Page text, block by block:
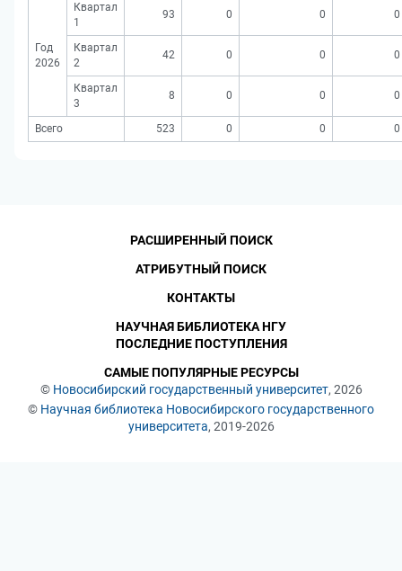
Год
2026
Квартал
1
93 0 0 0
Квартал
2
42 0 0 0
Квартал
3
8 0 0 0
Всего 523 0 0 0
© Новосибирский государственный университет, 2026
© Научная библиотека Новосибирского государственного
университета, 2019-2026
РАСШИРЕННЫЙ ПОИСК
АТРИБУТНЫЙ ПОИСК
КОНТАКТЫ
НАУЧНАЯ БИБЛИОТЕКА НГУ
ПОСЛЕДНИЕ ПОСТУПЛЕНИЯ
САМЫЕ ПОПУЛЯРНЫЕ РЕСУРСЫ